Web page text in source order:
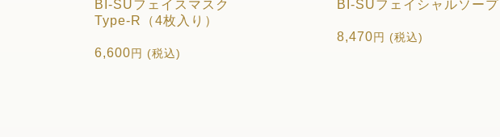
BI-SUフェイスマスク
Type-R（4枚入り）
6,600円 (税込)
BI-SUフェイシャルソープ
8,470円 (税込)